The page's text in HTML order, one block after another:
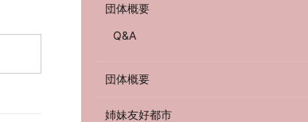
団体概要
Q&A
団体概要
姉妹友好都市